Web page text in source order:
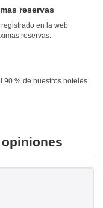
reservas
en la web
reservas.
90 % de nuestros hoteles.
opiniones